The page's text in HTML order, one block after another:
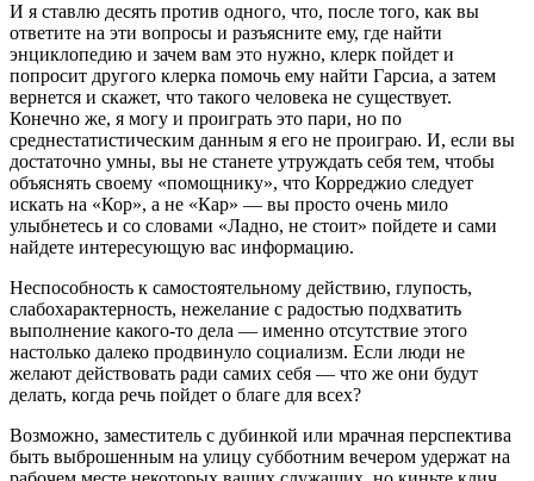
И я ставлю десять против одного, что, после того, как вы
ответите на эти вопросы и разъясните ему, где найти
энциклопедию и зачем вам это нужно, клерк пойдет и
попросит другого клерка помочь ему найти Гарсиа, а затем
вернется и скажет, что такого человека не существует.
Конечно же, я могу и проиграть это пари, но по
среднестатистическим данным я его не проиграю. И, если вы
достаточно умны, вы не станете утруждать себя тем, чтобы
объяснять своему «помощнику», что Корреджио следует
искать на «Кор», а не «Кар» — вы просто очень мило
улыбнетесь и со словами «Ладно, не стоит» пойдете и сами
найдете интересующую вас информацию.
Неспособность к самостоятельному действию, глупость,
слабохарактерность, нежелание с радостью подхватить
выполнение какого-то дела — именно отсутствие этого
настолько далеко продвинуло социализм. Если люди не
желают действовать ради самих себя — что же они будут
делать, когда речь пойдет о благе для всех?
Возможно, заместитель с дубинкой или мрачная перспектива
быть выброшенным на улицу субботним вечером удержат на